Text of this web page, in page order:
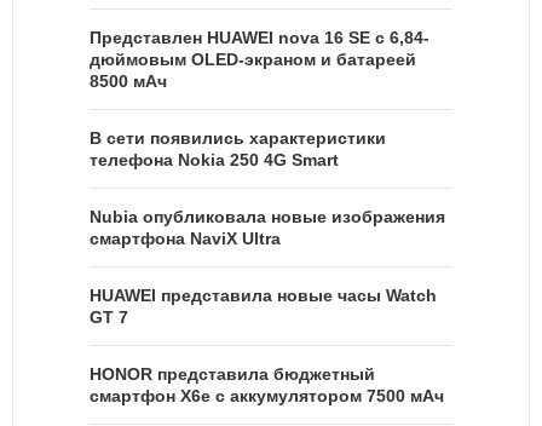
Представлен HUAWEI nova 16 SE с 6,84-
дюймовым OLED-экраном и батареей
8500 мАч
В сети появились характеристики
телефона Nokia 250 4G Smart
Nubia опубликовала новые изображения
смартфона NaviX Ultra
HUAWEI представила новые часы Watch
GT 7
HONOR представила бюджетный
смартфон X6e с аккумулятором 7500 мАч